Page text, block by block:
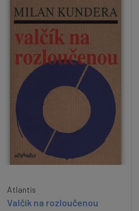
Atlantis
Valčík na rozloučenou